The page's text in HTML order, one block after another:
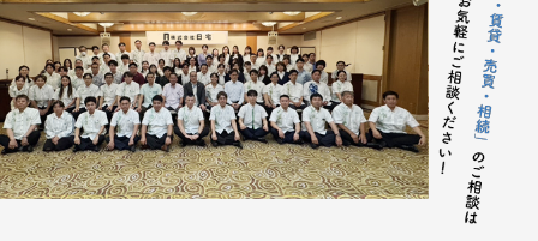
並びに当社及び当社グループ会社（アパマンショ
ップ本部及び加盟企業を含む：以下同じ）が提供
する情報・サービスの提供。
(２) 当社グループ会社によるコンサルティング、調査
等に関する契約その他取り決め事項の履行に必要
な範囲における利用並びに情報・サービスの提
供。
(３) 当社グループ会社における広告・宣伝、その他当
社グループ会社より発送されるダイレクトメール
又は、Ｅ-mail、Ｗｅｂサイト等を利用した情報サ